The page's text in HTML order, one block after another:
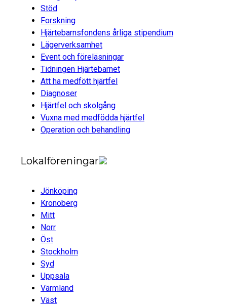
Stöd
Forskning
Hjärtebarnsfondens årliga stipendium
Lägerverksamhet
Event och föreläsningar
Tidningen Hjärtebarnet
Att ha medfött hjärtfel
Diagnoser
Hjärtfel och skolgång
Vuxna med medfödda hjärtfel
Operation och behandling
Lokalföreningar
Jönköping
Kronoberg
Mitt
Norr
Öst
Stockholm
Syd
Uppsala
Värmland
Väst